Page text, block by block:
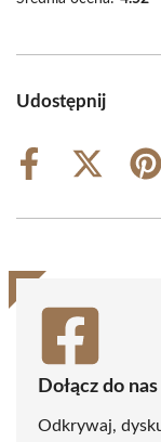
Udostępnij
Share
Share
(Twitter)
Dołącz do
Odkrywaj,